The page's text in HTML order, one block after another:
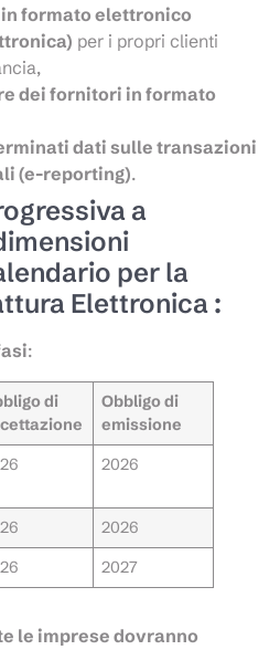
formato elettronico
per i propri clienti
dei fornitori in formato
dati sulle transazioni
(e-reporting).
a
per la
Elettronica :
:
di
Obbligo di
emissione
2026
2026
2027
le imprese dovranno